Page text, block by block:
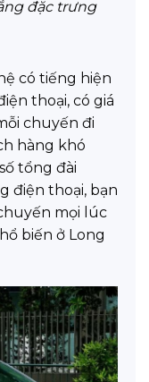
đặc trưng
có tiếng hiện
thoại, có giá
chuyến đi
hàng khó
tổng đài
điện thoại, bạn
mọi lúc
biến ở Long